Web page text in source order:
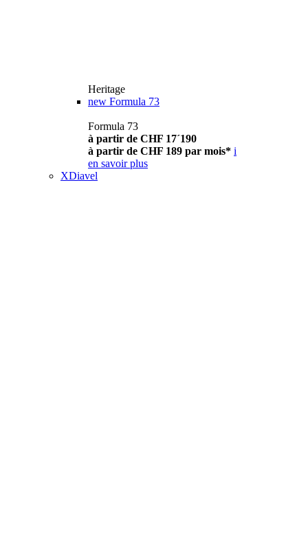
Heritage
new Formula 73
Formula 73
à partir de CHF 17´190
à partir de CHF 189 par mois* i
en savoir plus
XDiavel